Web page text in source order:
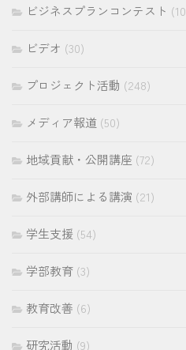
ビジネスプランコンテスト
ビデオ (30)
プロジェクト活動 (248)
メディア報道 (50)
地域貢献・公開講座 (72)
外部講師による講演 (21)
学生支援 (54)
学部教育 (3)
教育改善 (6)
研究活動 (9)